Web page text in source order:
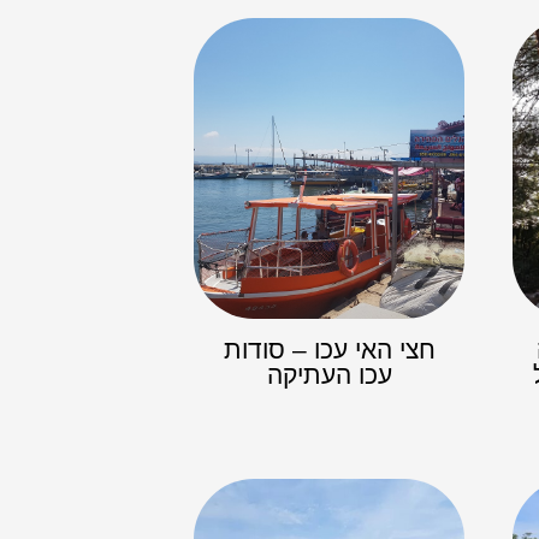
חצי האי עכו – סודות
עכו העתיקה